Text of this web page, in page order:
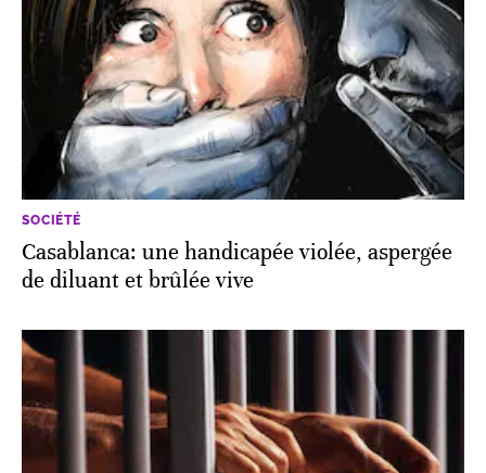
SOCIÉTÉ
Casablanca: une handicapée violée, aspergée
de diluant et brûlée vive